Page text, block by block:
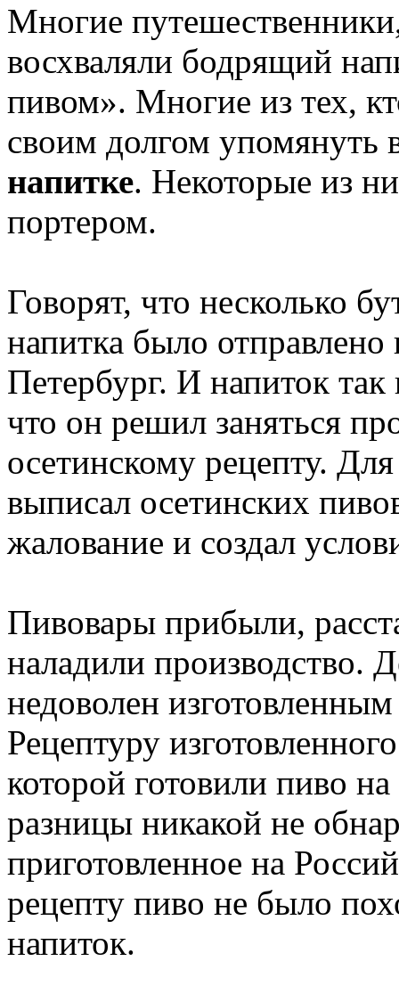
Многие
восхваляли бодрящий
пивом». Многие из тех,
своим долгом упомянуть
напитке. Некоторые из
портером.
Говорят, что несколько
напитка было
Петербург. И напиток
что он решил заняться
осетинскому рецепту.
выписал осетинских
жалование и создал
Пивовары прибыли,
наладили производство.
недоволен
Рецептуру
которой готовили пиво
разницы никакой не
приготовленное на
рецепту пиво не было
напиток.